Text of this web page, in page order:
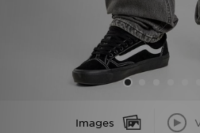
Images
Geschenkgutschein